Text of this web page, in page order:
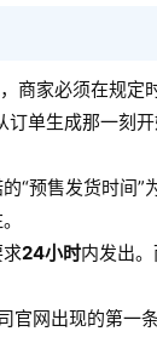
家必须在规定
订单生成那一刻
“预售发货时间”
24小时内发出
官网出现的第一